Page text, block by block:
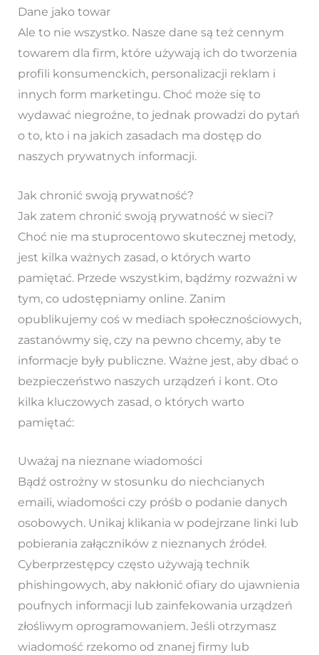
Dane jako towar
Ale to nie wszystko. Nasze dane są też cennym
towarem dla firm, które używają ich do tworzenia
profili konsumenckich, personalizacji reklam i
innych form marketingu. Choć może się to
wydawać niegroźne, to jednak prowadzi do pytań
o to, kto i na jakich zasadach ma dostęp do
naszych prywatnych informacji.
Jak chronić swoją prywatność?
Jak zatem chronić swoją prywatność w sieci?
Choć nie ma stuprocentowo skutecznej metody,
jest kilka ważnych zasad, o których warto
pamiętać. Przede wszystkim, bądźmy rozważni w
tym, co udostępniamy online. Zanim
opublikujemy coś w mediach społecznościowych,
zastanówmy się, czy na pewno chcemy, aby te
informacje były publiczne. Ważne jest, aby dbać o
bezpieczeństwo naszych urządzeń i kont. Oto
kilka kluczowych zasad, o których warto
pamiętać:
Uważaj na nieznane wiadomości
Bądź ostrożny w stosunku do niechcianych
emaili, wiadomości czy próśb o podanie danych
osobowych. Unikaj klikania w podejrzane linki lub
pobierania załączników z nieznanych źródeł.
Cyberprzestępcy często używają technik
phishingowych, aby nakłonić ofiary do ujawnienia
poufnych informacji lub zainfekowania urządzeń
złośliwym oprogramowaniem. Jeśli otrzymasz
wiadomość rzekomo od znanej firmy lub